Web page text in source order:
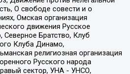
О свободе совести и о
Омская организация
движения Русское
Северное Братство, Клуб
Клуба Динамо,
религиозная организация
Русского народа
сектор, УНА - УНСО,